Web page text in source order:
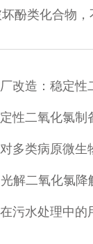
酚类化合物，
污水处理中的